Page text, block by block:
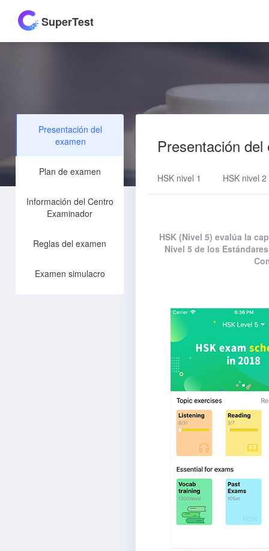
SuperTest
Presentación del
examen
Plan de examen
Información del Centro
Examinador
Reglas del examen
Examen simulacro
Presentación del
HSK nivel 1 HSK nivel 2
HSK (Nivel 5) evalúa la
Nivel 5 de los